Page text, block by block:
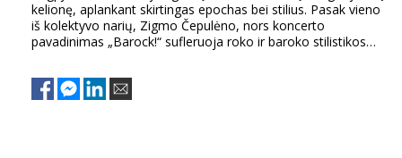
NELAIMĖS
kelionę, aplankant skirtingas epochas bei stilius. Pasak vieno
iš kolektyvo narių, Zigmo Čepulėno, nors koncerto
pavadinimas „Barock!“ sufleruoja roko ir baroko stilistikos
įvairovė.